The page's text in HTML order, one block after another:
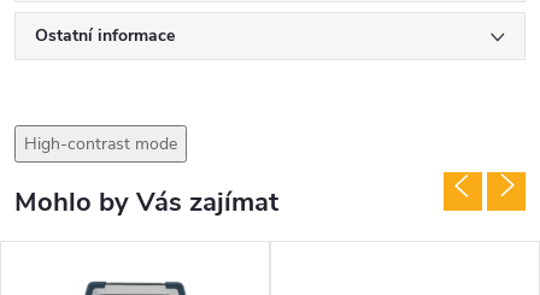
Ostatní informace
High-contrast mode
Mohlo by Vás zajímat